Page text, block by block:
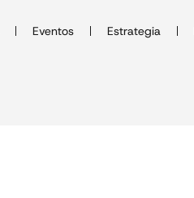
Eventos Estrategia